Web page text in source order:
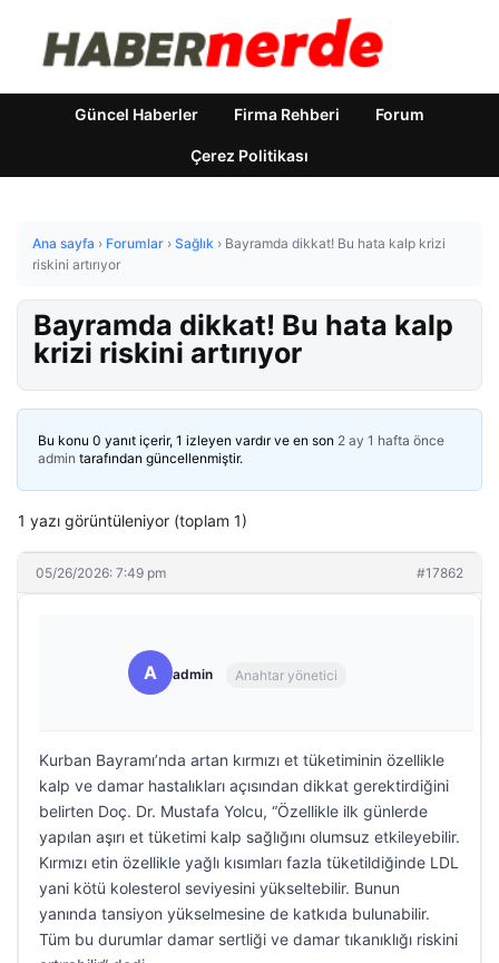
Güncel Haberler Firma Rehberi Forum
Çerez Politikası
Ana sayfa › Forumlar › Sağlık › Bayramda dikkat! Bu hata kalp krizi
riskini artırıyor
Bayramda dikkat! Bu hata kalp
krizi riskini artırıyor
Bu konu 0 yanıt içerir, 1 izleyen vardır ve en son 2 ay 1 hafta önce
admin tarafından güncellenmiştir.
1 yazı görüntüleniyor (toplam 1)
05/26/2026: 7:49 pm #17862
A admin Anahtar yönetici
Kurban Bayramı’nda artan kırmızı et tüketiminin özellikle
kalp ve damar hastalıkları açısından dikkat gerektirdiğini
belirten Doç. Dr. Mustafa Yolcu, “Özellikle ilk günlerde
yapılan aşırı et tüketimi kalp sağlığını olumsuz etkileyebilir.
Kırmızı etin özellikle yağlı kısımları fazla tüketildiğinde LDL
yani kötü kolesterol seviyesini yükseltebilir. Bunun
yanında tansiyon yükselmesine de katkıda bulunabilir.
Tüm bu durumlar damar sertliği ve damar tıkanıklığı riskini